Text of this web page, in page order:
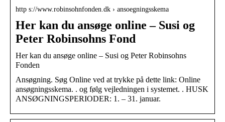
http s://www.robinsohnfonden.dk › ansoegningsskema
Her kan du ansøge online – Susi og
Peter Robinsohns Fond
Her kan du ansøge online – Susi og Peter Robinsohns
Fonden
Ansøgning. Søg Online ved at trykke på dette link: Online
ansøgningsskema. ​. og følg vejledningen i systemet. ​. HUSK
ANSØGNINGSPERIODER: 1. – 31. januar.